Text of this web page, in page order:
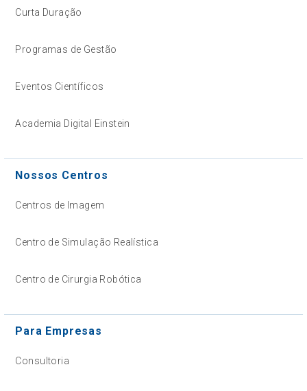
Curta Duração
Programas de Gestão
Eventos Científicos
Academia Digital Einstein
Nossos Centros
Centros de Imagem
Centro de Simulação Realística
Centro de Cirurgia Robótica
Para Empresas
Consultoria